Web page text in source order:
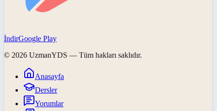
İndirGoogle Play
© 2026 UzmanYDS — Tüm hakları saklıdır.
Anasayfa
Dersler
Yorumlar